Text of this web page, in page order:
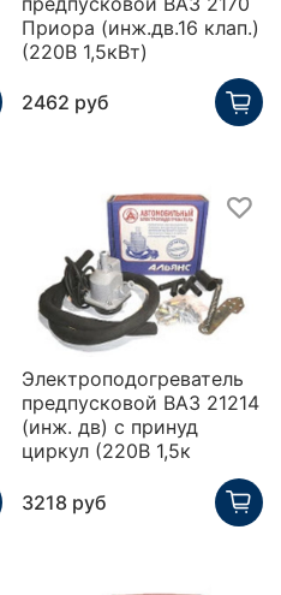
Приора (инж.дв.16 клап.)
(220В 1,5кВт)
2462 руб
Электроподогреватель
предпусковой ВАЗ 21214
(инж. дв) с принуд
циркул (220В 1,5к
3218 руб